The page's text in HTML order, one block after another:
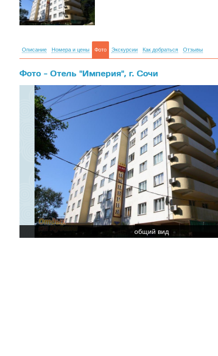
Описание Номера и цены Фото Экскурсии Как добраться Отзывы
Фото - Отель "Империя", г. Сочи
общий вид